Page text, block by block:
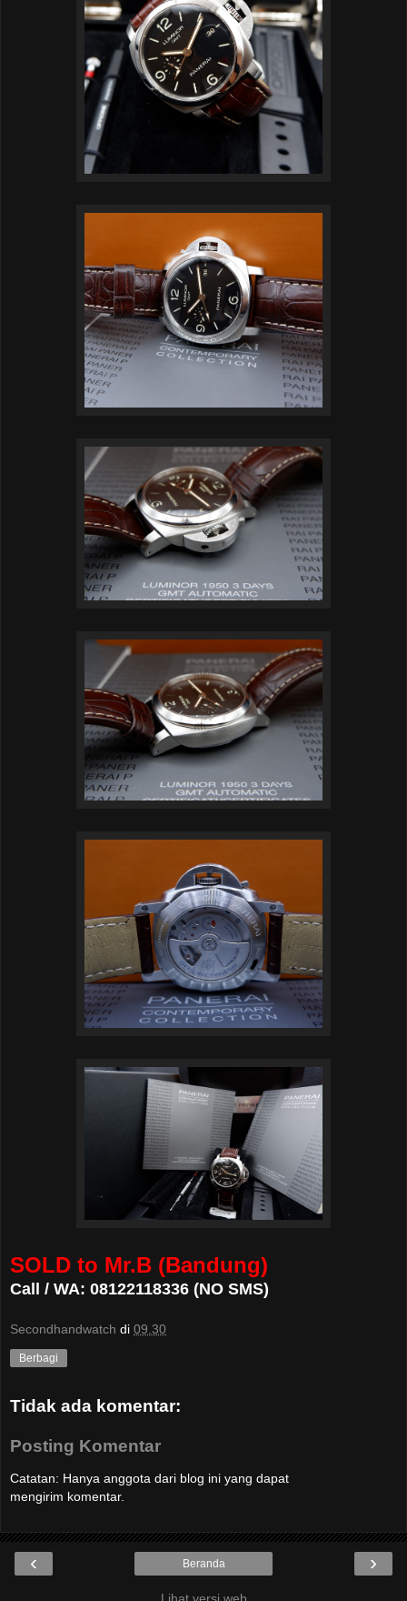
SOLD to Mr.B (Bandung)
Call / WA: 08122118336 (NO SMS)
Secondhandwatch di 09.30
Berbagi
Tidak ada komentar:
Posting Komentar
Catatan: Hanya anggota dari blog ini yang dapat
mengirim komentar.
‹ ›
Beranda